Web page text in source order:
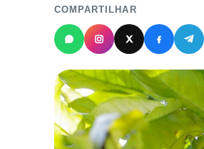
COMPARTILHAR